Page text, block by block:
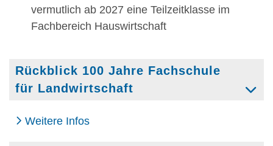
vermutlich ab 2027 eine Teilzeitklasse im
Fachbereich Hauswirtschaft
Rückblick 100 Jahre Fachschule
für Landwirtschaft
Weitere Infos